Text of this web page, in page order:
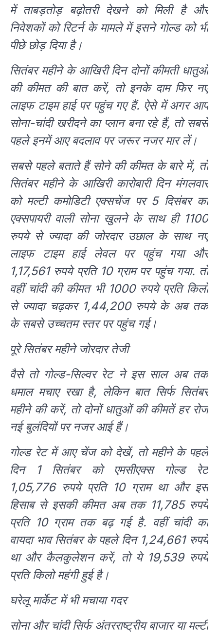
में ताबड़तोड़ बढ़ोतरी देखने को मिली है और
निवेशकों को रिटर्न के मामले में इसने गोल्ड को भी
पीछे छोड़ दिया है।
सितंबर महीने के आखिरी दिन दोनों कीमती धातुओं
की कीमत की बात करें, तो इनके दाम फिर नए
लाइफ टाइम हाई पर पहुंच गए हैं. ऐसे में अगर आप
सोना-चांदी खरीदने का प्लान बना रहे हैं, तो सबसे
पहले इनमें आए बदलाव पर जरूर नजर मार लें।
सबसे पहले बताते हैं सोने की कीमत के बारे में, तो
सितंबर महीने के आखिरी कारोबारी दिन मंगलवार
को मल्टी कमोडिटी एक्सचेंज पर 5 दिसंबर का
एक्सपायरी वाली सोना खुलने के साथ ही 1100
रुपये से ज्यादा की जोरदार उछाल के साथ नए
लाइफ टाइम हाई लेवल पर पहुंच गया और
1,17,561 रुपये प्रति 10 ग्राम पर पहुंच गया. तो
वहीं चांदी की कीमत भी 1000 रुपये प्रति किलो
से ज्यादा चढ़कर 1,44,200 रुपये के अब तक
के सबसे उच्चतम स्तर पर पहुंच गई।
पूरे सितंबर महीने जोरदार तेजी
वैसे तो गोल्ड-सिल्वर रेट ने इस साल अब तक
धमाल मचाए रखा है, लेकिन बात सिर्फ सितंबर
महीने की करें, तो दोनों धातुओं की कीमतें हर रोज
नई बुलंदियों पर नजर आई हैं।
गोल्ड रेट में आए चेंज को देखें, तो महीने के पहले
दिन 1 सितंबर को एमसीएक्स गोल्ड रेट
1,05,776 रुपये प्रति 10 ग्राम था और इस
हिसाब से इसकी कीमत अब तक 11,785 रुपये
प्रति 10 ग्राम तक बढ़ गई है. वहीं चांदी का
वायदा भाव सितंबर के पहले दिन 1,24,661 रुपये
था और कैलकुलेशन करें, तो ये 19,539 रुपये
प्रति किलो महंगी हुई है।
घरेलू मार्केट में भी मचाया गदर
सोना और चांदी सिर्फ अंतरराष्ट्रीय बाजार या मल्टी